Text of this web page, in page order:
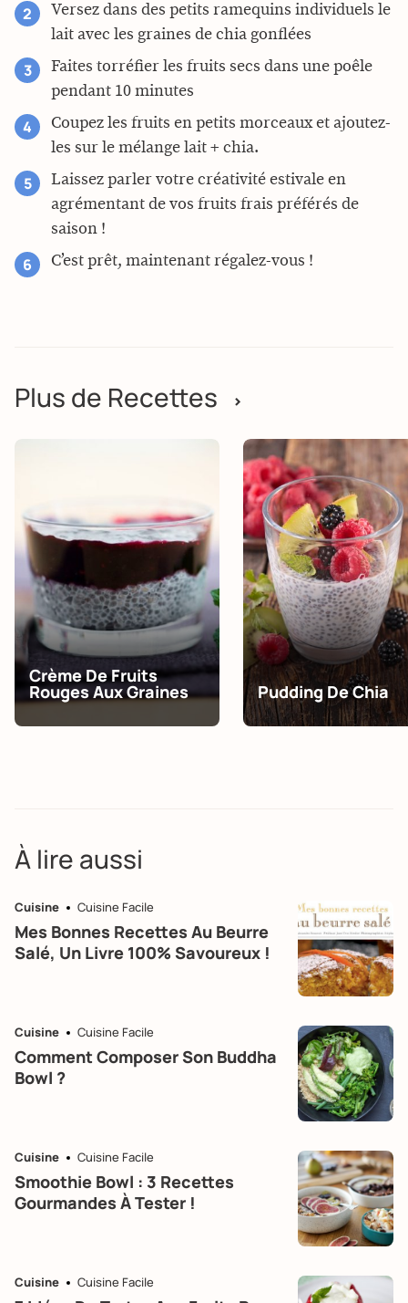
Versez dans des petits ramequins individuels le
lait avec les graines de chia gonflées
Faites torréfier les fruits secs dans une poêle
pendant 10 minutes
Coupez les fruits en petits morceaux et ajoutez-
les sur le mélange lait + chia.
Laissez parler votre créativité estivale en
agrémentant de vos fruits frais préférés de
saison !
C’est prêt, maintenant régalez-vous !
Plus de Recettes >
Crème De Fruits
Rouges Aux Graines Pudding De Chia
À lire aussi
Cuisine Cuisine Facile
Mes Bonnes Recettes Au Beurre
Salé, Un Livre 100% Savoureux !
Cuisine Cuisine Facile
Comment Composer Son Buddha
Bowl ?
Cuisine Cuisine Facile
Smoothie Bowl : 3 Recettes
Gourmandes À Tester !
Cuisine Cuisine Facile